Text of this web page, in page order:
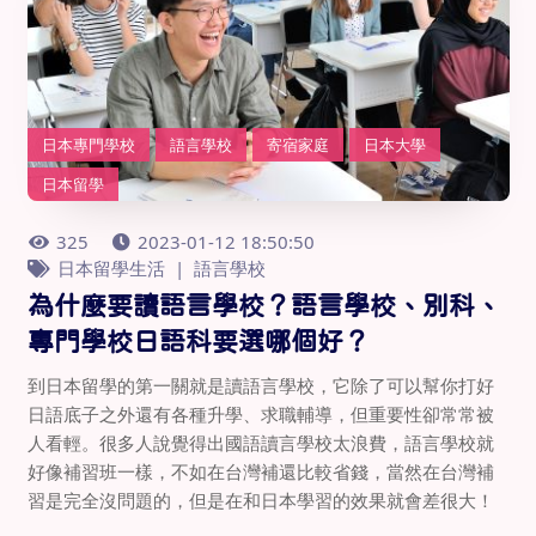
日本專門學校 語言學校 寄宿家庭
日本大學
日本留學
325
2023-01-12 18:50:50
日本留學生活
語言學校
為什麼要讀語言學校？語言學校、別科、
專門學校日語科要選哪個好？
到日本留學的第一關就是讀語言學校，它除了可以幫你打好
日語底子之外還有各種升學、求職輔導，但重要性卻常常被
人看輕。很多人說覺得出國語讀言學校太浪費，語言學校就
好像補習班一樣，不如在台灣補還比較省錢，當然在台灣補
習是完全沒問題的，但是在和日本學習的效果就會差很大！